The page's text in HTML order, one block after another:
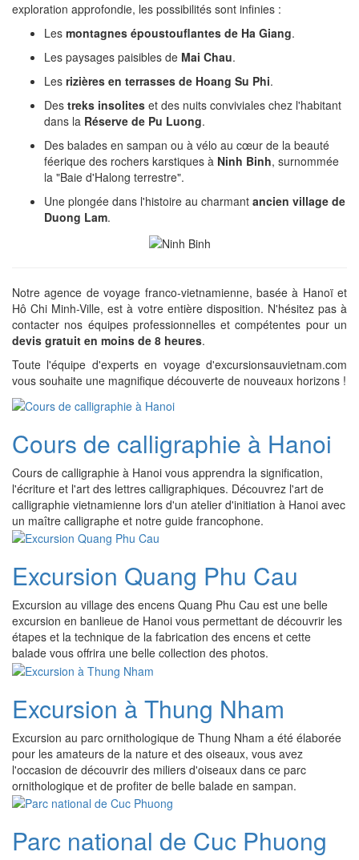
exploration approfondie, les possibilités sont infinies :
Les montagnes époustouflantes de Ha Giang.
Les paysages paisibles de Mai Chau.
Les rizières en terrasses de Hoang Su Phi.
Des treks insolites et des nuits conviviales chez l'habitant
dans la Réserve de Pu Luong.
Des balades en sampan ou à vélo au cœur de la beauté
féerique des rochers karstiques à Ninh Binh, surnommée
la "Baie d'Halong terrestre".
Une plongée dans l'histoire au charmant ancien village de
Duong Lam.
Notre agence de voyage franco-vietnamienne, basée à Hanoï et
Hô Chi Minh-Ville, est à votre entière disposition. N'hésitez pas à
contacter nos équipes professionnelles et compétentes pour un
devis gratuit en moins de 8 heures.
Toute l'équipe d'experts en voyage d'excursionsauvietnam.com
vous souhaite une magnifique découverte de nouveaux horizons !
Cours de calligraphie à Hanoi
Cours de calligraphie à Hanoi vous apprendra la signification,
l'écriture et l'art des lettres calligraphiques. Découvrez l'art de
calligraphie vietnamienne lors d'un atelier d'initiation à Hanoi avec
un maître calligraphe et notre guide francophone.
Excursion Quang Phu Cau
Excursion au village des encens Quang Phu Cau est une belle
excursion en banlieue de Hanoi vous permettant de découvrir les
étapes et la technique de la fabrication des encens et cette
balade vous offrira une belle collection des photos.
Excursion à Thung Nham
Excursion au parc ornithologique de Thung Nham a été élaborée
pour les amateurs de la nature et des oiseaux, vous avez
l'occasion de découvrir des miliers d'oiseaux dans ce parc
ornithologique et de profiter de belle balade en sampan.
Parc national de Cuc Phuong